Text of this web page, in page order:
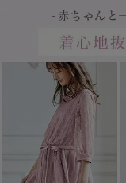
マタニティ アウター（
産褥ショーツ
骨盤・マタニティベルト
産後 ガードル インナー
マタニティ 腹巻き
【アウトレット】インナ
【アウトレット】ベビー
接触冷感素材
Tシャツブラ
ブラトップ
親子セット